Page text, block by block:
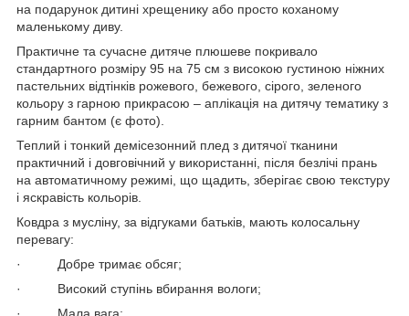
на подарунок дитині хрещенику або просто коханому
маленькому диву.
Практичне та сучасне дитяче плюшеве покривало
стандартного розміру 95 на 75 см з високою густиною ніжних
пастельних відтінків рожевого, бежевого, сірого, зеленого
кольору з гарною прикрасою – аплікація на дитячу тематику з
гарним бантом (є фото).
Теплий і тонкий демісезонний плед з дитячої тканини
практичний і довговічний у використанні, після безлічі прань
на автоматичному режимі, що щадить, зберігає свою текстуру
і яскравість кольорів.
Ковдра з мусліну, за відгуками батьків, мають колосальну
перевагу:
· Добре тримає обсяг;
· Високий ступінь вбирання вологи;
· Мала вага;